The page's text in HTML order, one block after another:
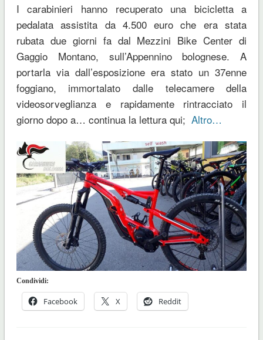
I carabinieri hanno recuperato una bicicletta a
pedalata assistita da 4.500 euro che era stata
rubata due giorni fa dal Mezzini Bike Center di
Gaggio Montano, sull’Appennino bolognese. A
portarla via dall’esposizione era stato un 37enne
foggiano, immortalato dalle telecamere della
videosorveglianza e rapidamente rintracciato il
giorno dopo a… continua la lettura qui; Altro…
Condividi:
Facebook X Reddit